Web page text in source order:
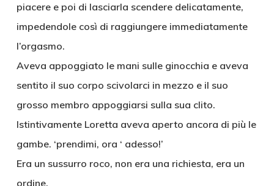
piacere e poi di lasciarla scendere delicatamente,
impedendole così di raggiungere immediatamente
l’orgasmo.
Aveva appoggiato le mani sulle ginocchia e aveva
sentito il suo corpo scivolarci in mezzo e il suo
grosso membro appoggiarsi sulla sua clito.
Istintivamente Loretta aveva aperto ancora di più le
gambe. ‘prendimi, ora ‘ adesso!’
Era un sussurro roco, non era una richiesta, era un
ordine.